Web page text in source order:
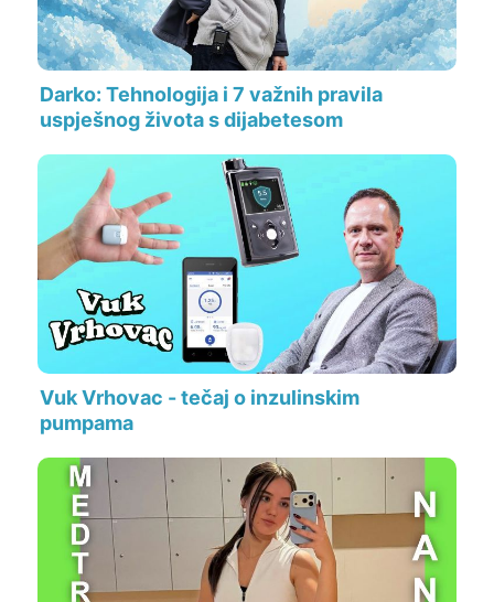
Darko: Tehnologija i 7 važnih pravila
uspješnog života s dijabetesom
Vuk Vrhovac - tečaj o inzulinskim
pumpama